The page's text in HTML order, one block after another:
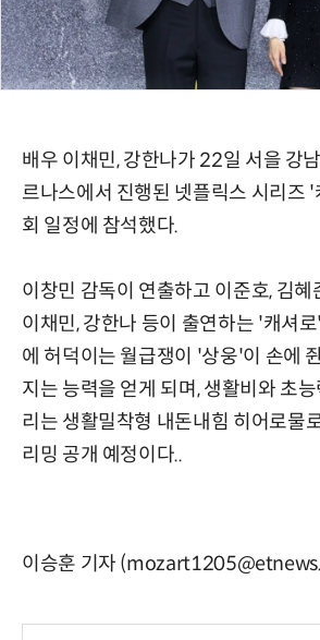
배우 이채민, 강한나가 22일 서을 강
르나스에서 진행된 넷플릭스 시리즈
회 일정에 참석했다.
이창민 감독이 연출하고 이준호, 김혜
이채민, 강한나 등이 출연하는 '캐셔
에 허덕이는 월급쟁이 '상웅'이 손에
지는 능력을 얻게 되며, 생활비와 초
리는 생활밀착형 내돈내힘 히어로물
리밍 공개 예정이다..
이승훈 기자